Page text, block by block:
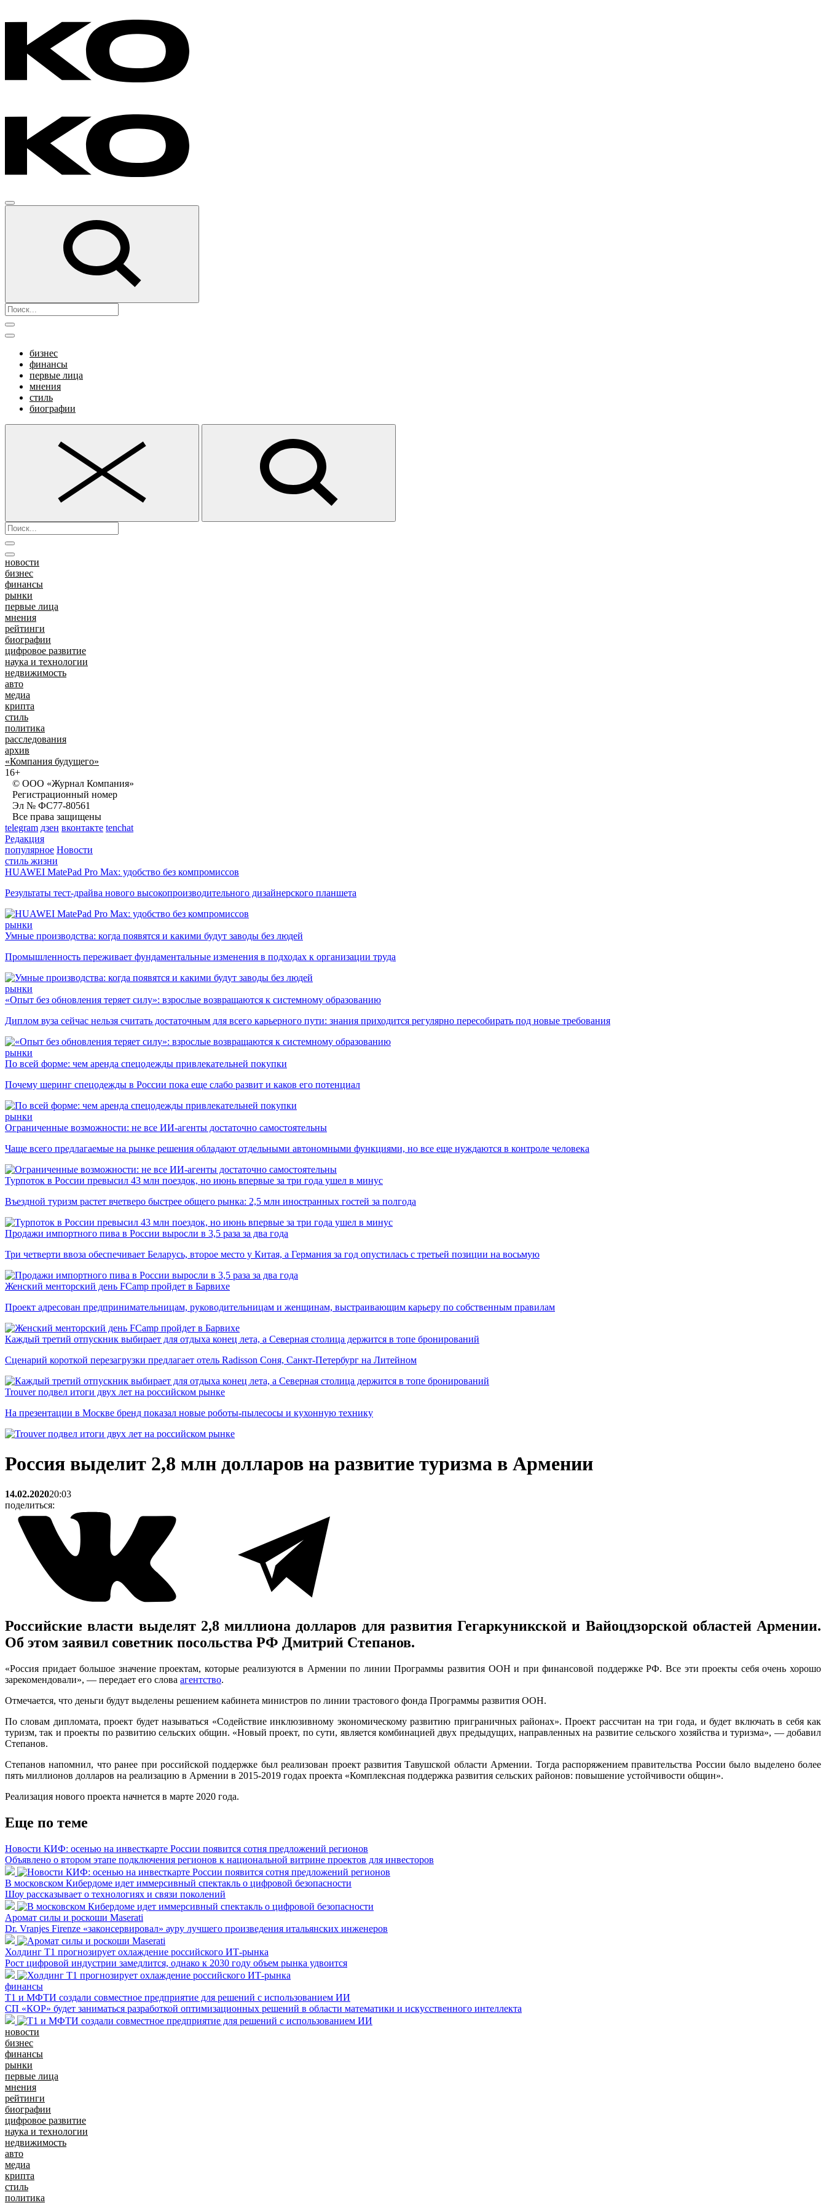
бизнес
финансы
первые лица
мнения
стиль
биографии
новости
бизнес
финансы
рынки
первые лица
мнения
рейтинги
биографии
цифровое развитие
наука и технологии
недвижимость
авто
медиа
крипта
стиль
политика
расследования
архив
«Компания будущего»
16+
© ООО «Журнал Компания»
Регистрационный номер
Эл № ФС77-80561
Все права защищены
telegram дзен вконтакте tenchat
Редакция
популярное Новости
стиль жизни
HUAWEI MatePad Pro Max: удобство без компромиссов
Результаты тест-драйва нового высокопроизводительного дизайнерского планшета
рынки
Умные производства: когда появятся и какими будут заводы без людей
Промышленность переживает фундаментальные изменения в подходах к организации труда
рынки
«Опыт без обновления теряет силу»: взрослые возвращаются к системному образованию
Диплом вуза сейчас нельзя считать достаточным для всего карьерного пути: знания приходится регулярно пересобирать под новые требования
рынки
По всей форме: чем аренда спецодежды привлекательней покупки
Почему шеринг спецодежды в России пока еще слабо развит и каков его потенциал
рынки
Ограниченные возможности: не все ИИ-агенты достаточно самостоятельны
Чаще всего предлагаемые на рынке решения обладают отдельными автономными функциями, но все еще нуждаются в контроле человека
Турпоток в России превысил 43 млн поездок, но июнь впервые за три года ушел в минус
Въездной туризм растет вчетверо быстрее общего рынка: 2,5 млн иностранных гостей за полгода
Продажи импортного пива в России выросли в 3,5 раза за два года
Три четверти ввоза обеспечивает Беларусь, второе место у Китая, а Германия за год опустилась с третьей позиции на восьмую
Женский менторский день FCamp пройдет в Барвихе
Проект адресован предпринимательницам, руководительницам и женщинам, выстраивающим карьеру по собственным правилам
Каждый третий отпускник выбирает для отдыха конец лета, а Северная столица держится в топе бронирований
Сценарий короткой перезагрузки предлагает отель Radisson Соня, Санкт-Петербург на Литейном
Trouver подвел итоги двух лет на российском рынке
На презентации в Москве бренд показал новые роботы-пылесосы и кухонную технику
Россия выделит 2,8 млн долларов на развитие туризма в Армении
14.02.202020:03
поделиться:
Российские власти выделят 2,8 миллиона долларов для развития Гегаркуникской и Вайоцдзорской областей Армении.
Об этом заявил советник посольства РФ Дмитрий Степанов.
«Россия придает большое значение проектам, которые реализуются в Армении по линии Программы развития ООН и при финансовой поддержке РФ. Все эти проекты себя очень хорошо
зарекомендовали», — передает его слова агентство.
Отмечается, что деньги будут выделены решением кабинета министров по линии трастового фонда Программы развития ООН.
По словам дипломата, проект будет называться «Содействие инклюзивному экономическому развитию приграничных районах». Проект рассчитан на три года, и будет включать в себя как
туризм, так и проекты по развитию сельских общин. «Новый проект, по сути, является комбинацией двух предыдущих, направленных на развитие сельского хозяйства и туризма», — добавил
Степанов.
Степанов напомнил, что ранее при российской поддержке был реализован проект развития Тавушской области Армении. Тогда распоряжением правительства России было выделено более
пять миллионов долларов на реализацию в Армении в 2015-2019 годах проекта «Комплексная поддержка развития сельских районов: повышение устойчивости общин».
Реализация нового проекта начнется в марте 2020 года.
Еще по теме
Новости КИФ: осенью на инвесткарте России появится сотня предложений регионов
Объявлено о втором этапе подключения регионов к национальной витрине проектов для инвесторов
В московском Кибердоме идет иммерсивный спектакль о цифровой безопасности
Шоу рассказывает о технологиях и связи поколений
Аромат силы и роскоши Maserati
Dr. Vranjes Firenze «законсервировал» ауру лучшего произведения итальянских инженеров
Холдинг Т1 прогнозирует охлаждение российского ИТ-рынка
Рост цифровой индустрии замедлится, однако к 2030 году объем рынка удвоится
финансы
Т1 и МФТИ создали совместное предприятие для решений с использованием ИИ
СП «КОР» будет заниматься разработкой оптимизационных решений в области математики и искусственного интеллекта
новости
бизнес
финансы
рынки
первые лица
мнения
рейтинги
биографии
цифровое развитие
наука и технологии
недвижимость
авто
медиа
крипта
стиль
политика